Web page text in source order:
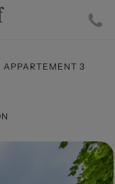
APPARTEMENT 3